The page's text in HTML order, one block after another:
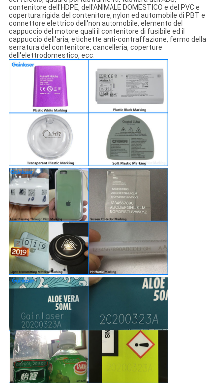
contenitore dell'HDPE, dell'ANIMALE DOMESTICO e del PVC e
copertura rigida del contenitore, nylon ed automobile di PBT e
connettore elettrico dell'non automobile, elemento del
cappuccio del motore quali il contenitore di fusibile ed il
cappuccio dell'aria, etichette anti-contraffazione, fermo della
serratura del contenitore, cancelleria, coperture
dell'elettrodomestico, ecc.